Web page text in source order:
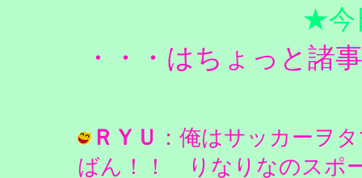
★今
・・・はちょっと諸
ＲＹＵ ：俺はサッカーヲ
ばん！！ りなりなのスポ